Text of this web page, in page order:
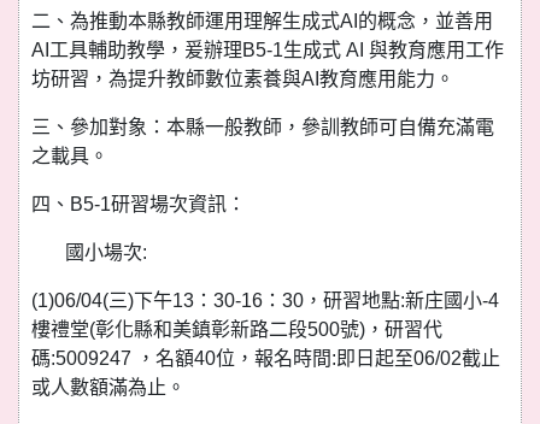
二、為推動本縣教師運用理解生成式AI的概念，並善用
AI工具輔助教學，爰辦理B5-1生成式 AI 與教育應用工作
坊研習，為提升教師數位素養與AI教育應用能力。
三、參加對象：本縣一般教師，參訓教師可自備充滿電
之載具。
四、B5-1研習場次資訊：
國小場次:
(1)06/04(三)下午13：30-16：30，研習地點:新庄國小-4
樓禮堂(彰化縣和美鎮彰新路二段500號)，研習代
碼:5009247 ，名額40位，報名時間:即日起至06/02截止
或人數額滿為止。